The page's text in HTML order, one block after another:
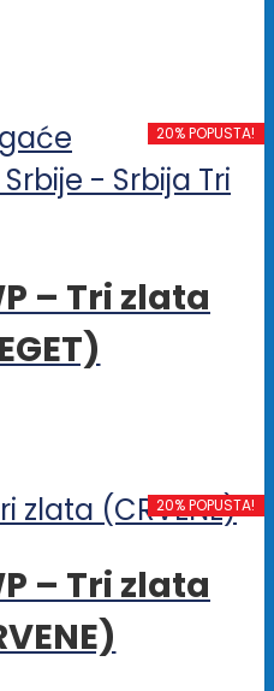
20% POPUSTA!
– Tri zlata
20% POPUSTA!
– Tri zlata